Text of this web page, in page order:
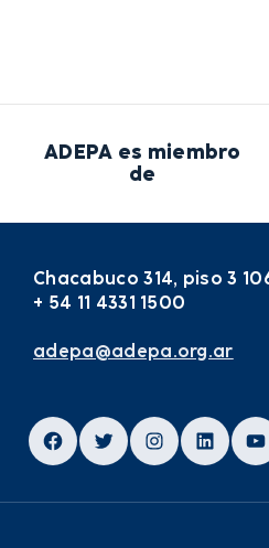
ADEPA es miembro
de
Chacabuco 314, piso 3
+ 54 11 4331 1500
adepa@adepa.org.ar
Facebook
TwitterInstagram